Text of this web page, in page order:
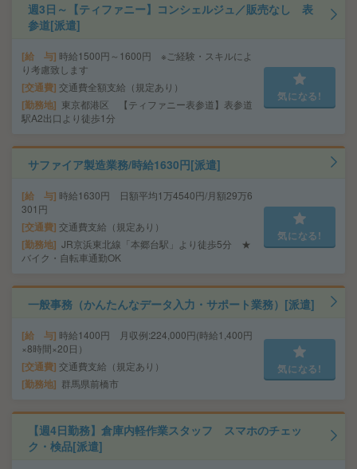
週3日～【ティファニー】コンシェルジュ／販売なし 表
参道[派遣]
給 与 時給1500円～1600円 ※ご経験・スキルによ
り考慮致します
交通費 交通費全額支給（規定あり）
勤務地
東京都港区 【ティファニー表参道】表参道
駅A2出口より徒歩1分
気になる!
サファイア製造業務/時給1630円[派遣]
給 与 時給1630円 日額平均1万4540円/月額29万6
301円
交通費 交通費支給（規定あり）
勤務地 JR京浜東北線「本郷台駅」より徒歩5分 ★
バイク・自転車通勤OK
気になる!
一般事務（かんたんなデータ入力・サポート業務）[派遣]
給 与 時給1400円 月収例:224,000円(時給1,400円
×8時間×20日）
交通費 交通費支給（規定あり）
勤務地 群馬県前橋市
気になる!
【週4日勤務】倉庫内軽作業スタッフ スマホのチェッ
ク・検品[派遣]